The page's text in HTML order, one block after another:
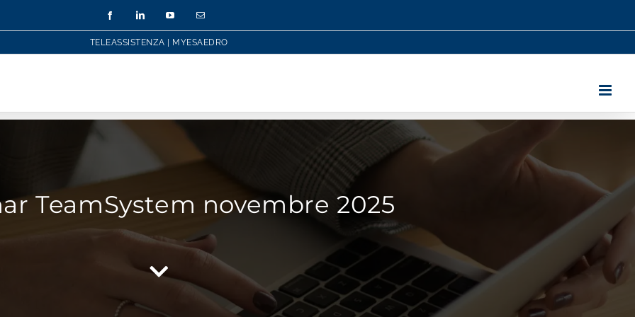
FacebookLinkedInYouTubeEmail
TELEASSISTENZA MYESAEDRO
TeamSystem novembre 2025